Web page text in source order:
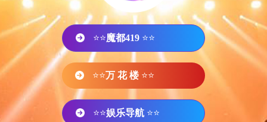
⭐⭐魔都419 ⭐⭐
⭐⭐万 花 楼 ⭐⭐
⭐⭐娱乐导航 ⭐⭐